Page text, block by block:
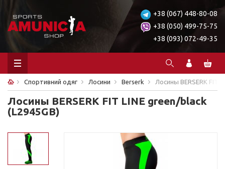
+38 (067) 448-80-08
+38 (050) 499-75-75
+38 (093) 072-49-35
Спортивний одяг Лосини Berserk Лосины BERSERK FIT
Лосины BERSERK FIT LINE green/black
(L2945GB)